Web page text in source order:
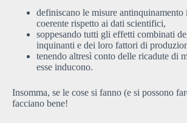
definiscano le misure antinquinamento
coerente rispetto ai dati scientifici,
soppesando tutti gli effetti combinati
inquinanti e dei loro fattori di
tenendo altresì conto delle ricadute di
esse inducono.
Insomma, se le cose si fanno (e si possono
facciano bene!